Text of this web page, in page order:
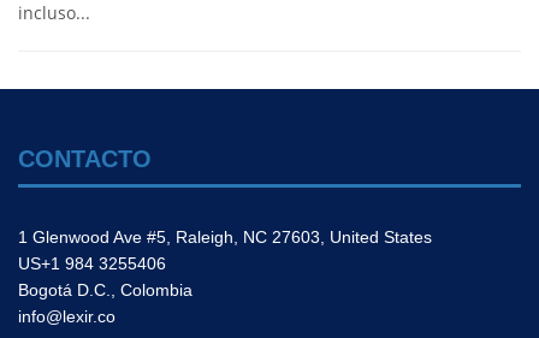
incluso...
CONTACTO
1 Glenwood Ave #5, Raleigh, NC 27603, United States
US+1 984 3255406
Bogotá D.C., Colombia
info@lexir.co